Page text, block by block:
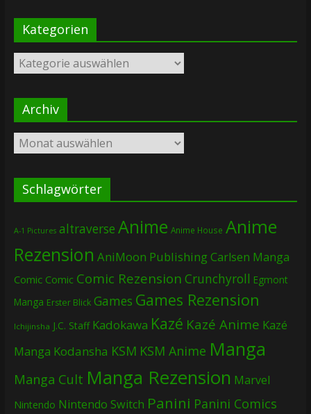
Kategorien
Kategorien
Archiv
Archiv
Schlagwörter
A-1 Pictures altraverse Anime Anime House Anime
Rezension AniMoon PublishingCarlsen Manga
Comic Comic Comic Rezension Crunchyroll Egmont
Manga Erster Blick Games Games Rezension
Ichijinsha J.C. Staff Kadokawa Kazé Kazé Anime Kazé
Manga Kodansha KSM KSM Anime Manga
Manga Cult Manga Rezension Marvel
Nintendo Nintendo Switch Panini Panini Comics